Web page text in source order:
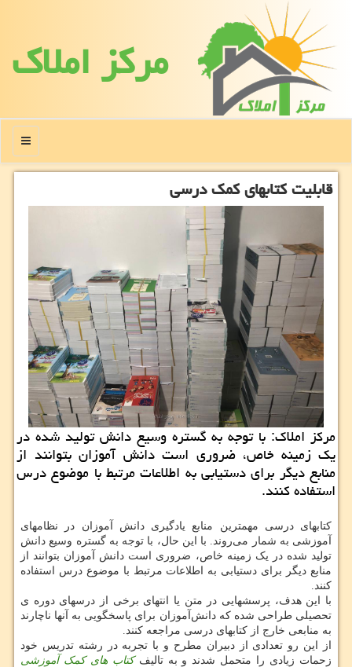
مركز املاك
منو
قابلیت كتابهای كمك ‏درسی
مركز املاك: با توجه به گستره وسیع دانش تولید شده در
یك زمینه خاص، ضروری است دانش‏ آموزان بتوانند از
منابع دیگر برای دستیابی به اطلاعات مرتبط با موضوع درس
استفاده كنند.
کتابهای درسی مهم‏ترین منابع یادگیری دانش ‏آموزان در نظامهای
آموزشی به شمار می‌روند. با این حال، با توجه به گستره وسیع دانش
تولید شده در یک زمینه خاص، ضروری است دانش‏ آموزان بتوانند از
منابع دیگر برای دستیابی به اطلاعات مرتبط با موضوع درس استفاده
کنند.
با این هدف، پرسشهایی در متن یا انتهای برخی از درسهای دوره ی
تحصیلی طراحی شده‏ که دانش‌آموزان برای پاسخگویی به آنها ناچارند
به منابعی خارج از کتابهای درسی مراجعه کنند.
از این رو تعدادی از دبیران مطرح و با تجربه در رشته تدریس خود
زحمات زیادی را متحمل شدند و به تالیفکتاب های کمک آموزشی